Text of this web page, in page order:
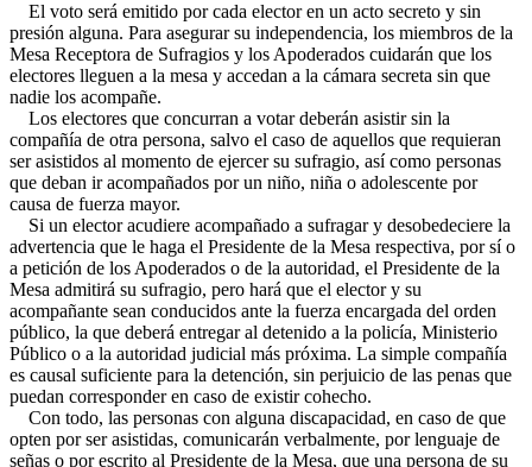
El voto será emitido por cada elector en un acto secreto y sin
presión alguna. Para asegurar su independencia, los miembros de la
Mesa Receptora de Sufragios y los Apoderados cuidarán que los
electores lleguen a la mesa y accedan a la cámara secreta sin que
nadie los acompañe.
Los electores que concurran a votar deberán asistir sin la
compañía de otra persona, salvo el caso de aquellos que requieran
ser asistidos al momento de ejercer su sufragio, así como personas
que deban ir acompañados por un niño, niña o adolescente por
causa de fuerza mayor.
Si un elector acudiere acompañado a sufragar y desobedeciere la
advertencia que le haga el Presidente de la Mesa respectiva, por sí o
a petición de los Apoderados o de la autoridad, el Presidente de la
Mesa admitirá su sufragio, pero hará que el elector y su
acompañante sean conducidos ante la fuerza encargada del orden
público, la que deberá entregar al detenido a la policía, Ministerio
Público o a la autoridad judicial más próxima. La simple compañía
es causal suficiente para la detención, sin perjuicio de las penas que
puedan corresponder en caso de existir cohecho.
Con todo, las personas con alguna discapacidad, en caso de que
opten por ser asistidas, comunicarán verbalmente, por lenguaje de
señas o por escrito al Presidente de la Mesa, que una persona de su